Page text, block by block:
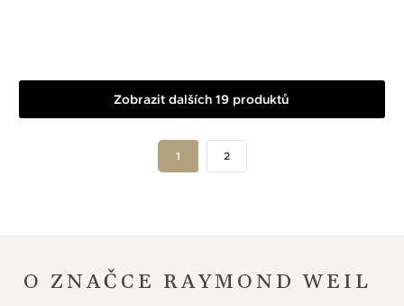
Zobrazit dalších 19 produktů
1 2
O ZNAČCE RAYMOND WEIL